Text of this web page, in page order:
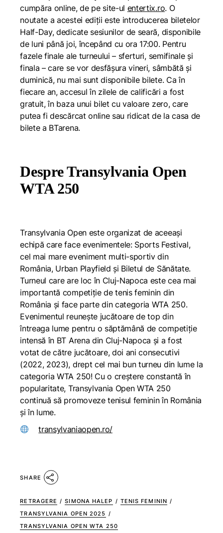
cumpăra online, de pe site-ul entertix.ro. O
noutate a acestei ediții este introducerea biletelor
Half-Day, dedicate sesiunilor de seară, disponibile
de luni până joi, începând cu ora 17:00. Pentru
fazele finale ale turneului – sferturi, semifinale și
finala – care se vor desfășura vineri, sâmbătă și
duminică, nu mai sunt disponibile bilete. Ca în
fiecare an, accesul în zilele de calificări a fost
gratuit, în baza unui bilet cu valoare zero, care
putea fi descărcat online sau ridicat de la casa de
bilete a BTarena.
Despre Transylvania Open
WTA 250
Transylvania Open este organizat de aceeași
echipă care face evenimentele: Sports Festival,
cel mai mare eveniment multi-sportiv din
România, Urban Playfield și Biletul de Sănătate.
Turneul care are loc în Cluj-Napoca este cea mai
importantă competiție de tenis feminin din
România și face parte din categoria WTA 250.
Evenimentul reunește jucătoare de top din
întreaga lume pentru o săptămână de competiție
intensă în BT Arena din Cluj-Napoca și a fost
votat de către jucătoare, doi ani consecutivi
(2022, 2023), drept cel mai bun turneu din lume la
categoria WTA 250! Cu o creștere constantă în
popularitate, Transylvania Open WTA 250
continuă să promoveze tenisul feminin în România
și în lume.
transylvaniaopen.ro/
SHARE
RETRAGERE / SIMONA HALEP / TENIS FEMININ /
TRANSYLVANIA OPEN 2025 /
TRANSYLVANIA OPEN WTA 250